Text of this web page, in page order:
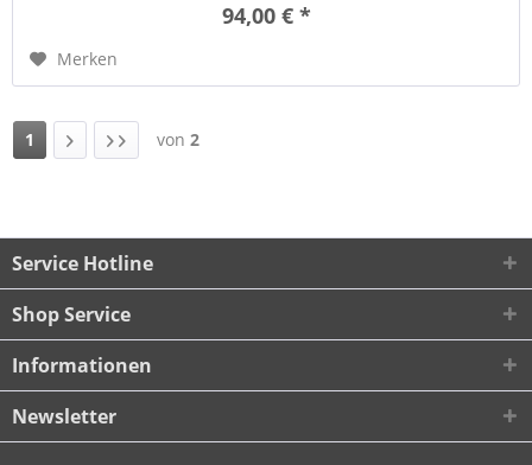
94,00 € *
Merken
1 von 2
Service Hotline
Shop Service
Informationen
Newsletter